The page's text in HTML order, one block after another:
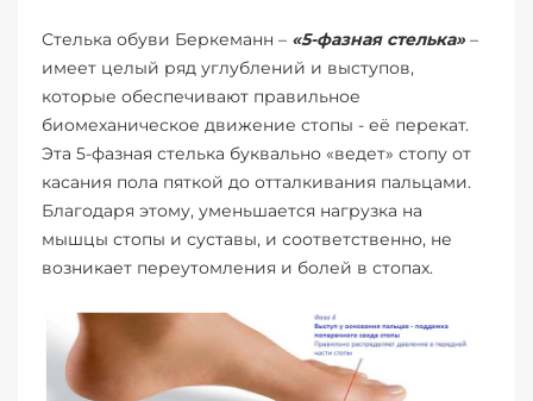
Стелька обуви Беркеманн – «5-фазная стелька»–
имеет целый ряд углублений и выступов,
которые обеспечивают правильное
биомеханическое движение стопы - её перекат.
Эта 5-фазная стелька буквально «ведет» стопу от
касания пола пяткой до отталкивания пальцами.
Благодаря этому, уменьшается нагрузка на
мышцы стопы и суставы, и соответственно, не
возникает переутомления и болей в стопах.